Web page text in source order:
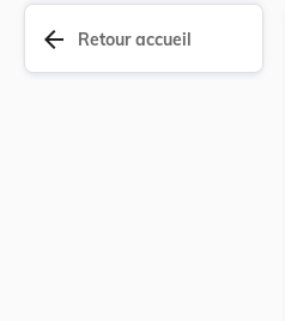
arrow_back Retour accueil